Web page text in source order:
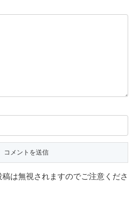
は無視されますのでご注意くださ